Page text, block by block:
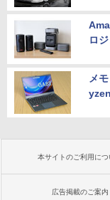
ロ
メ
本サイトのご利用につ
広告掲載のご案内